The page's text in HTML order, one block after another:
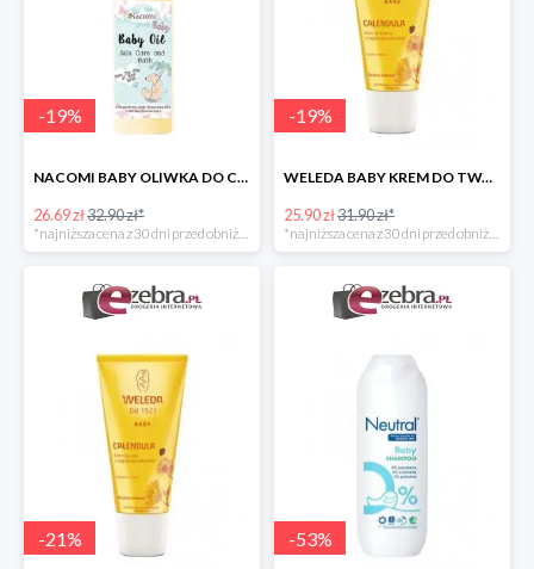
-19%
NACOMI BABY OLIWKA DO CIAŁA I KĄPIELI DLA DZIECI
26.69 zł32.90 zł*
*najniższa cena z 30 dni przed obniżką
-19%
WELEDA BABY KREM DO TWARZY DLA NIEMOWLĄT Z NAGIETKIEM
25.90 zł31.90 zł*
*najniższa cena z 30 dni przed obniżką
-21% -53%